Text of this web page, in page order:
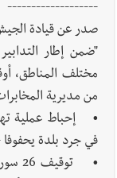
أخبار لبنان مقدمات
9-8-2026
أخبار لبنان
-------------------
صدر عن قيادة
"ضمن إطار
مختلف المناطق،
من مديرية المخابرات 37 شخصًا وفقًا
• إحباط عملية
في جرد بلدة يحفوفا -
•